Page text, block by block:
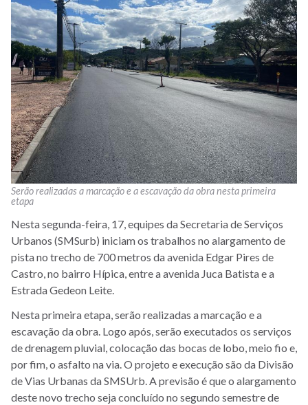
Serão realizadas a marcação e a escavação da obra nesta primeira
etapa
Nesta segunda-feira, 17, equipes da Secretaria de Serviços
Urbanos (SMSurb) iniciam os trabalhos no alargamento de
pista no trecho de 700 metros da avenida Edgar Pires de
Castro, no bairro Hípica, entre a avenida Juca Batista e a
Estrada Gedeon Leite.
Nesta primeira etapa, serão realizadas a marcação e a
escavação da obra. Logo após, serão executados os serviços
de drenagem pluvial, colocação das bocas de lobo, meio fio e,
por fim, o asfalto na via. O projeto e execução são da Divisão
de Vias Urbanas da SMSUrb. A previsão é que o alargamento
deste novo trecho seja concluído no segundo semestre de